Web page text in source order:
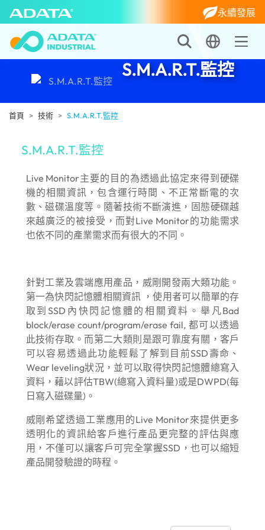
永續發展
S.M.A.R.T.監控
首頁 技術 S.M.A.R.T.監控
S.M.A.R.T.監控
Live Monitor主要的目的為透過此協定來得到硬碟
機的相關資訊，包含運行時間、不正常斷電的次
數、磁碟溫度等。隨著技術不斷演進，固態硬碟越
來越廣泛的被接受，而對Live Monitor的功能需求
也依不同的產業需求而有很大的不同。
針對工業及雲端應用產品，威剛開發兩大類功能。
第一為快閃記憶體相關資訊 ，使用者可以簡單的存
取到SSD內快閃記憶體的相關資料。舉凡Bad
block/erase count/program/erase fail, 都可以透過
此技術存取。而第二大類則是跟可靠度有關，客戶
可以容易透過此功能輕鬆了解到目前SSD壽命、
Wear leveling狀況，並可以取得快閃記憶體總寫入
資料，藉以評估TBW(總寫入資料量)或是DWPD(每
日寫入磁碟量)。
威剛希望透過工業應用的Live Monitor來提供更多
透明化的資訊給客戶進行產品更完整的評估與應
用，不僅可以讓客戶可完全掌握SSD，也可以縮短
產品開發驗證的時程。